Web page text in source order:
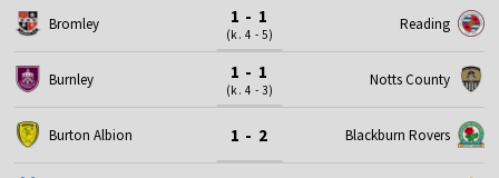
Bromley 1 - 1
(k. 4 - 5)
Reading
Burnley 1 - 1
(k. 4 - 3)
Notts County
Burton Albion 1 - 2 Blackburn Rovers